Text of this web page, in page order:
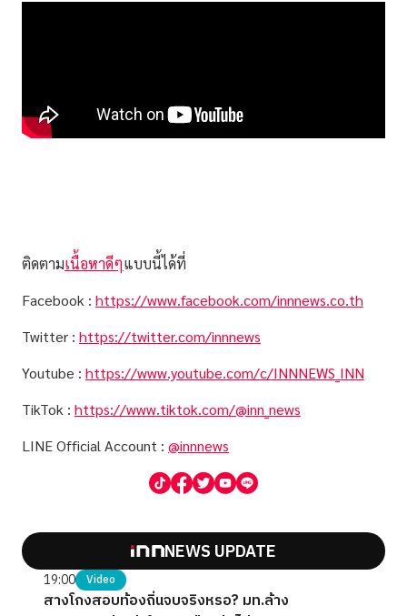
ติดตามเนื้อหาดีๆแบบนี้ได้ที่
Facebook : https://www.facebook.com/innnews.co.th
Twitter : https://twitter.com/innnews
Youtube : https://www.youtube.com/c/INNNEWS_INN
TikTok : https://www.tiktok.com/@inn_news
LINE Official Account : @innnews
NEWS UPDATE
19:00 Video
สางโกงสอบท้องถิ่นจบจริงหรอ? มท.ล้าง